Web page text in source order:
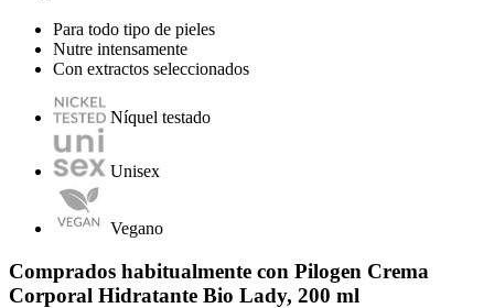
Para todo tipo de pieles
Nutre intensamente
Con extractos seleccionados
Níquel testado
Unisex
Vegano
Comprados habitualmente con Pilogen Crema
Corporal Hidratante Bio Lady, 200 ml